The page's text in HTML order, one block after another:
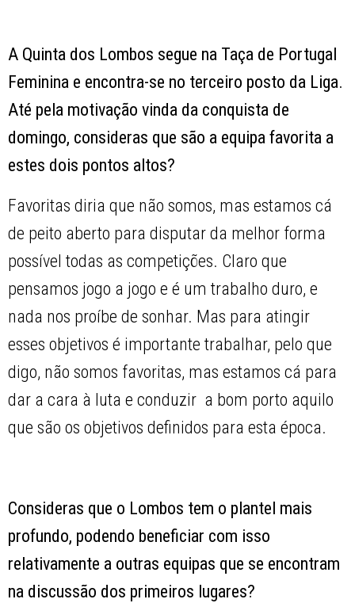
A Quinta dos Lombos segue na Taça de Portugal
Feminina e encontra-se no terceiro posto da Liga.
Até pela motivação vinda da conquista de
domingo, consideras que são a equipa favorita a
estes dois pontos altos?
Favoritas diria que não somos, mas estamos cá
de peito aberto para disputar da melhor forma
possível todas as competições. Claro que
pensamos jogo a jogo e é um trabalho duro, e
nada nos proíbe de sonhar. Mas para atingir
esses objetivos é importante trabalhar, pelo que
digo, não somos favoritas, mas estamos cá para
dar a cara à luta e conduzir a bom porto aquilo
que são os objetivos definidos para esta época.
Consideras que o Lombos tem o plantel mais
profundo, podendo beneficiar com isso
relativamente a outras equipas que se encontram
na discussão dos primeiros lugares?